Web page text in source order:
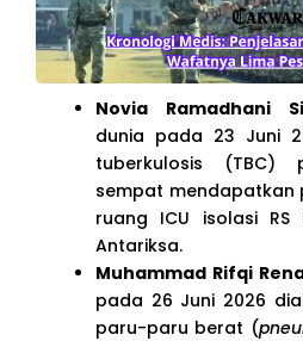
Novia Ramadhani
dunia pada 23 Juni
tuberkulosis
sempat mendapatkan
ruang ICU isolasi RS
Antariksa.
Muhammad Rifqi
pada 26 Juni 2026
paru-paru berat (